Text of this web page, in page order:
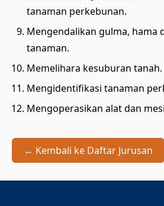
tanaman perkebunan.
Mengendalikan gulma, hama
tanaman.
Memelihara kesuburan tanah.
Mengidentifikasi tanaman
Mengoperasikan alat dan
← Kembali ke Daftar Jurusan